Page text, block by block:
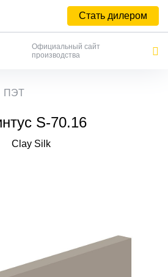
Стать дилером
Официальный сайт
производства
ПЭТ
S-70.16
Clay Silk